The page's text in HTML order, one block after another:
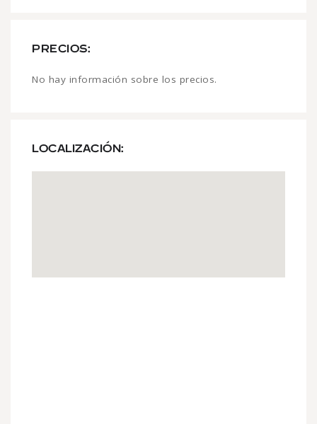
PRECIOS:
No hay información sobre los precios.
LOCALIZACIÓN: